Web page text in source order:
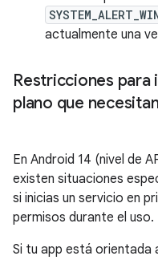
actualmente una
Restricciones
plano que
En Android 14 (nivel de
existen situaciones
si inicias un servicio en
permisos durante el uso.
Si tu app está orientada